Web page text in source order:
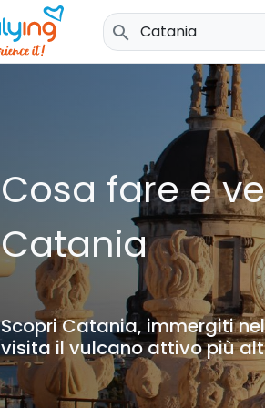
search
Cosa fare e
Catania
Scopri Catania, immergiti
visita il vulcano attivo più